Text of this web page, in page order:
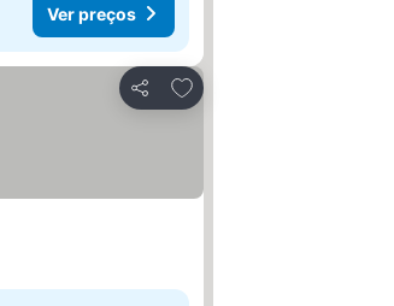
Ver preços
Partilhar
Adicionar aos favoritos